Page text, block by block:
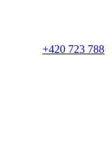
+420 723 788